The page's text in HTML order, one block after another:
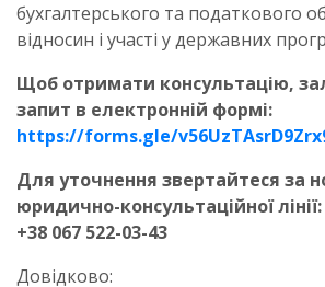
бухгалтерського та податкового
відносин і участі у державних
Щоб отримати консультацію,
запит в електронній формі:
https://forms.gle/
Для уточнення звертайтеся за
юридично-консультаційної лінії:
+38 067 522-03-43
Довідково: